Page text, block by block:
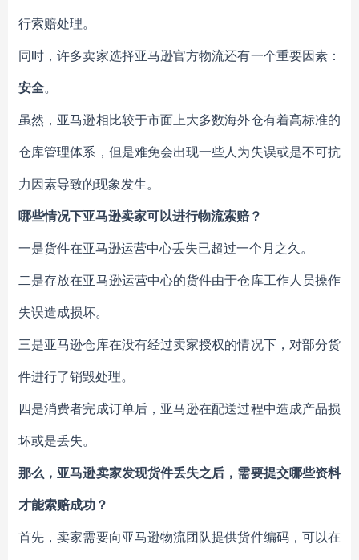
行索赔处理。
同时，许多卖家选择亚马逊官方物流还有一个重要因素：
安全。
虽然，亚马逊相比较于市面上大多数海外仓有着高标准的
仓库管理体系，但是难免会出现一些人为失误或是不可抗
力因素导致的现象发生。
哪些情况下亚马逊卖家可以进行物流索赔？
一是货件在亚马逊运营中心丢失已超过一个月之久。
二是存放在亚马逊运营中心的货件由于仓库工作人员操作
失误造成损坏。
三是亚马逊仓库在没有经过卖家授权的情况下，对部分货
件进行了销毁处理。
四是消费者完成订单后，亚马逊在配送过程中造成产品损
坏或是丢失。
那么，亚马逊卖家发现货件丢失之后，需要提交哪些资料
才能索赔成功？
首先，卖家需要向亚马逊物流团队提供货件编码，可以在